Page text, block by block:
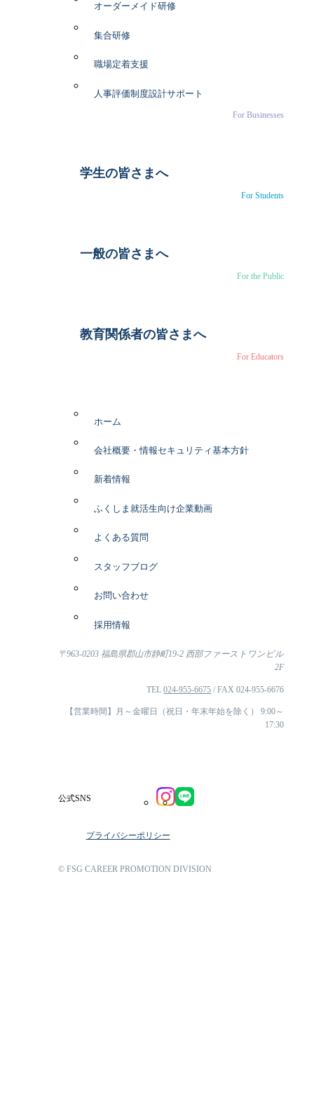
オーダーメイド研修
集合研修
職場定着支援
人事評価制度設計サポート
For Businesses
学生の皆さまへ
For Students
一般の皆さまへ
For the Public
教育関係者の皆さまへ
For Educators
ホーム
会社概要・情報セキュリティ基本方針
新着情報
ふくしま就活生向け企業動画
よくある質問
スタッフブログ
お問い合わせ
採用情報
〒963-0203 福島県郡山市静町19-2 西部ファーストワンビル
2F
TEL024-955-6675 / FAX 024-955-6676
【営業時間】月～金曜日（祝日・年末年始を除く） 9:00～
17:30
公式SNS
プライバシーポリシー
© FSG CAREER PROMOTION DIVISION